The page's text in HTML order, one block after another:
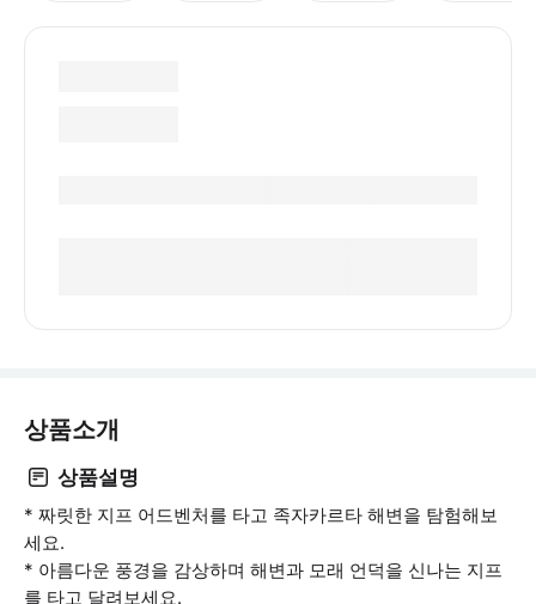
상품소개
상품설명
* 짜릿한 지프 어드벤처를 타고 족자카르타 해변을 탐험해보
세요.
* 아름다운 풍경을 감상하며 해변과 모래 언덕을 신나는 지프
를 타고 달려보세요.